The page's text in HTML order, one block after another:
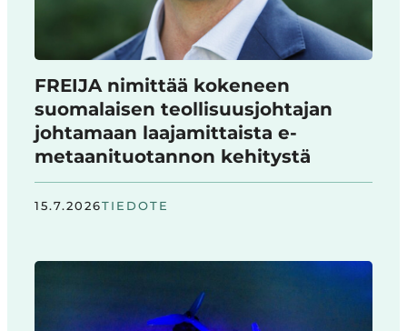
FREIJA nimittää kokeneen
suomalaisen teollisuusjohtajan
johtamaan laajamittaista e-
metaanituotannon kehitystä
15.7.2026TIEDOTE